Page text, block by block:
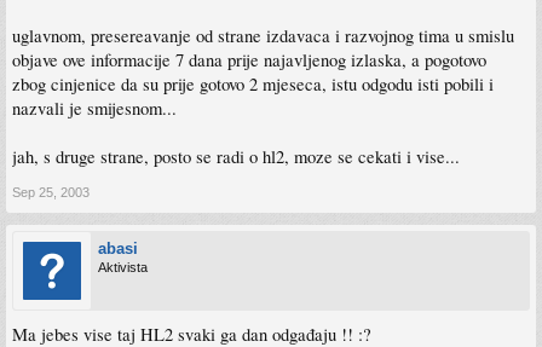
uglavnom, presereavanje od strane izdavaca i razvojnog tima u smislu
objave ove informacije 7 dana prije najavljenog izlaska, a pogotovo
zbog cinjenice da su prije gotovo 2 mjeseca, istu odgodu isti pobili i
nazvali je smijesnom...
jah, s druge strane, posto se radi o hl2, moze se cekati i vise...
Sep 25, 2003
abasi
Aktivista
Ma jebes vise taj HL2 svaki ga dan odgađaju !! :?